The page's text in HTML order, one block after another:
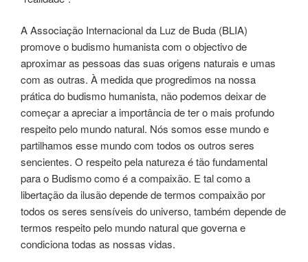
A Associação Internacional da Luz de Buda (BLIA)
promove o budismo humanista com o objectivo de
aproximar as pessoas das suas origens naturais e umas
com as outras. À medida que progredimos na nossa
prática do budismo humanista, não podemos deixar de
começar a apreciar a importância de ter o mais profundo
respeito pelo mundo natural. Nós somos esse mundo e
partilhamos esse mundo com todos os outros seres
sencientes. O respeito pela natureza é tão fundamental
para o Budismo como é a compaixão. E tal como a
libertação da ilusão depende de termos compaixão por
todos os seres sensíveis do universo, também depende de
termos respeito pelo mundo natural que governa e
condiciona todas as nossas vidas.